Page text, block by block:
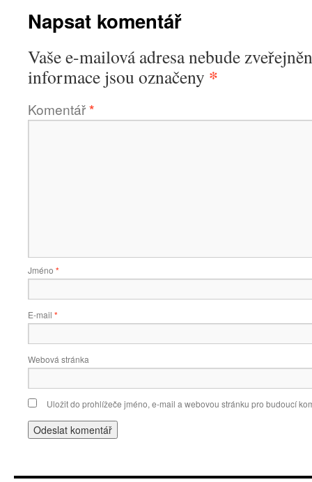
Napsat komentář
Vaše e-mailová adresa nebude
informace jsou označeny *
Komentář*
Jméno *
E-mail *
Webová stránka
Uložit do prohlížeče jméno, e-mail a webovou stránku pro budoucí